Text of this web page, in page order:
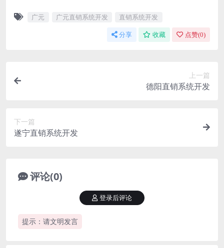
广元 广元直销系统开发 直销系统开发
分享 收藏 点赞(0)
上一篇
德阳直销系统开发
下一篇
遂宁直销系统开发
评论(0)
提示：请文明发言
登录后评论